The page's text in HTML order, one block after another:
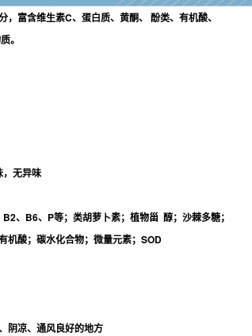
，富含维生素C、蛋白质、黄酮、 酚类、有机酸、
。
，无异味
、B6、P等；类胡萝卜素；植物甾 醇；沙棘多糖；
机酸；碳水化合物；微量元素；SOD
阴凉、通风良好的地方